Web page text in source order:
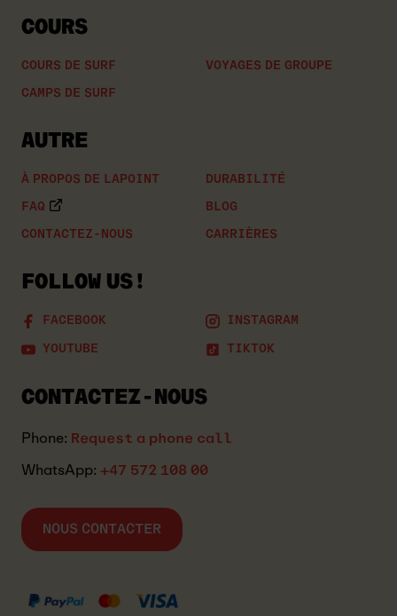
COURS
COURS DE SURF VOYAGES DE GROUPE
CAMPS DE SURF
AUTRE
À PROPOS DE LAPOINT DURABILITÉ
FAQ BLOG
CONTACTEZ-NOUS CARRIÈRES
FOLLOW US!
FACEBOOK INSTAGRAM
YOUTUBE TIKTOK
CONTACTEZ-NOUS
Phone: Request a phone call
WhatsApp: +47 572 108 00
NOUS CONTACTER